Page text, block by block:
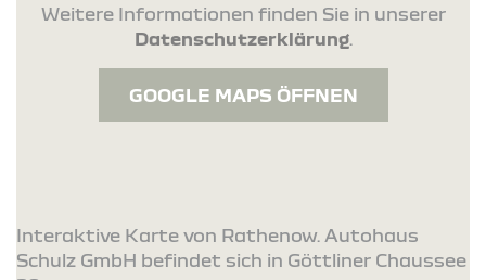
Weitere Informationen finden Sie in unserer
Datenschutzerklärung.
GOOGLE MAPS ÖFFNEN
Interaktive Karte von Rathenow. Autohaus
Schulz GmbH befindet sich in Göttliner Chaussee